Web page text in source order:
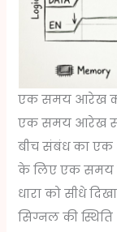
एक समय आरेख
एक समय आरेख
बीच संबंध का एक
के लिए एक समय
धारा को सीधे
सिग्नल की